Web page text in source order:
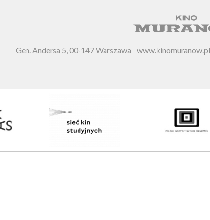
Gen. Andersa 5, 00-147 Warszawa www.kinomuranow.pl